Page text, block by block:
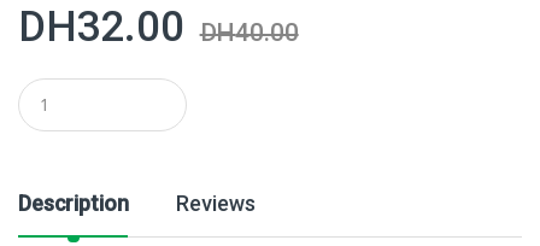
DH32.00 DH40.00
Q
u
i
y
Description Reviews